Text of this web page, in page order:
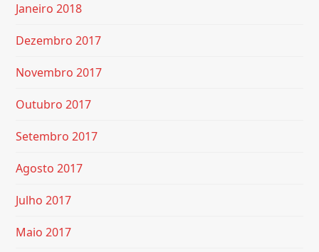
Janeiro 2018
Dezembro 2017
Novembro 2017
Outubro 2017
Setembro 2017
Agosto 2017
Julho 2017
Maio 2017